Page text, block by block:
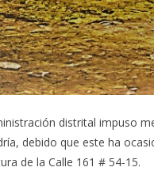
distrital impuso
debido que este ha
de la Calle 161 # 54-15.